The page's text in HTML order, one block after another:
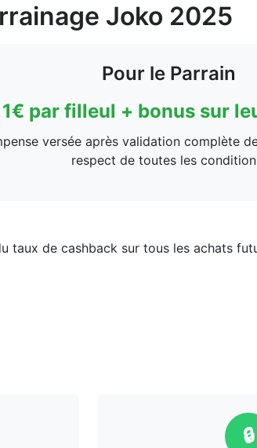
Joko 2025
Pour le Parrain
1€ par filleul + bonus sur
versée après validation complète
respect de toutes les
taux de cashback sur tous les achats
🔒